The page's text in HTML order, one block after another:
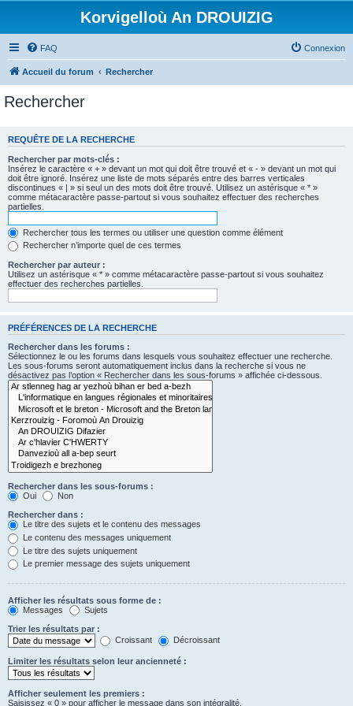
Korvigelloù An DROUIZIG
FAQ Connexion
Accueil du forum Rechercher
Rechercher
REQUÊTE DE LA RECHERCHE
Rechercher par mots-clés :
Insérez le caractère « + » devant un mot qui doit être trouvé et « - » devant un mot qui
doit être ignoré. Insérez une liste de mots séparés entre des barres verticales
discontinues « | » si seul un des mots doit être trouvé. Utilisez un astérisque « * »
comme métacaractère passe-partout si vous souhaitez effectuer des recherches
partielles.
Rechercher tous les termes ou utiliser une question comme élément
Rechercher n’importe quel de ces termes
Rechercher par auteur :
Utilisez un astérisque « * » comme métacaractère passe-partout si vous souhaitez
effectuer des recherches partielles.
PRÉFÉRENCES DE LA RECHERCHE
Rechercher dans les forums :
Sélectionnez le ou les forums dans lesquels vous souhaitez effectuer une recherche.
Les sous-forums seront automatiquement inclus dans la recherche si vous ne
désactivez pas l’option « Rechercher dans les sous-forums » affichée ci-dessous.
Rechercher dans les sous-forums :
Oui
Non
Rechercher dans :
Le titre des sujets et le contenu des messages
Le contenu des messages uniquement
Le titre des sujets uniquement
Le premier message des sujets uniquement
Afficher les résultats sous forme de :
Messages
Sujets
Trier les résultats par :
Croissant
Décroissant
Limiter les résultats selon leur ancienneté :
Afficher seulement les premiers :
Saisissez « 0 » pour afficher le message dans son intégralité.